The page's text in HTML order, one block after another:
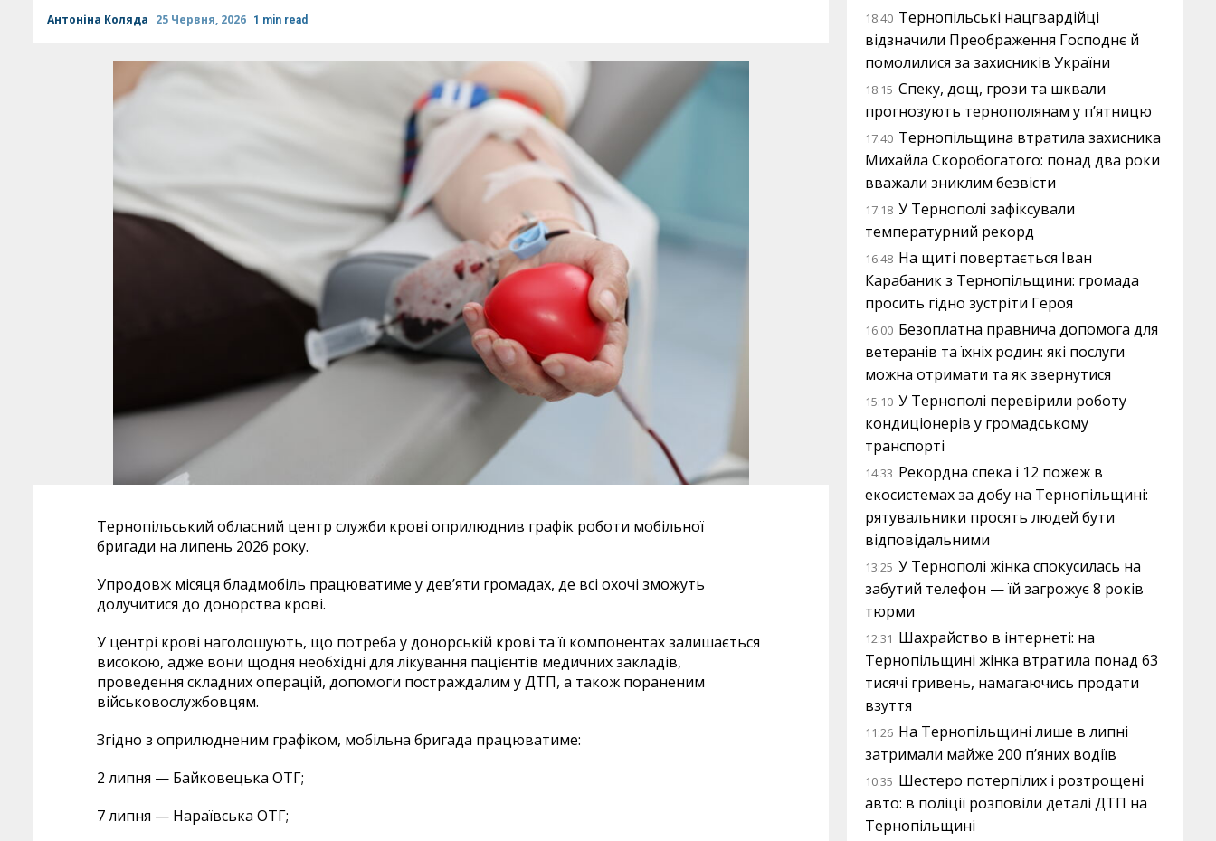
Антоніна Коляда 25 Червня, 2026 1 min read
Тернопільський обласний центр служби крові оприлюднив графік роботи мобільної
бригади на липень 2026 року.
Упродовж місяця бладмобіль працюватиме у дев’яти громадах, де всі охочі зможуть
долучитися до донорства крові.
У центрі крові наголошують, що потреба у донорській крові та її компонентах залишається
високою, адже вони щодня необхідні для лікування пацієнтів медичних закладів,
проведення складних операцій, допомоги постраждалим у ДТП, а також пораненим
військовослужбовцям.
Згідно з оприлюдненим графіком, мобільна бригада працюватиме:
2 липня — Байковецька ОТГ;
7 липня — Нараївська ОТГ;
18:40 Тернопільські нацгвардійці
відзначили Преображення Господнє й
помолилися за захисників України
18:15 Спеку, дощ, грози та шквали
прогнозують тернополянам у п’ятницю
17:40 Тернопільщина втратила захисника
Михайла Скоробогатого: понад два роки
вважали зниклим безвісти
17:18 У Тернополі зафіксували
температурний рекорд
16:48 На щиті повертається Іван
Карабаник з Тернопільщини: громада
просить гідно зустріти Героя
16:00 Безоплатна правнича допомога для
ветеранів та їхніх родин: які послуги
можна отримати та як звернутися
15:10 У Тернополі перевірили роботу
кондиціонерів у громадському
транспорті
14:33 Рекордна спека і 12 пожеж в
екосистемах за добу на Тернопільщині:
рятувальники просять людей бути
відповідальними
13:25 У Тернополі жінка спокусилась на
забутий телефон — їй загрожує 8 років
тюрми
12:31 Шахрайство в інтернеті: на
Тернопільщині жінка втратила понад 63
тисячі гривень, намагаючись продати
взуття
11:26 На Тернопільщині лише в липні
затримали майже 200 п’яних водіїв
10:35 Шестеро потерпілих і розтрощені
авто: в поліції розповіли деталі ДТП на
Тернопільщині